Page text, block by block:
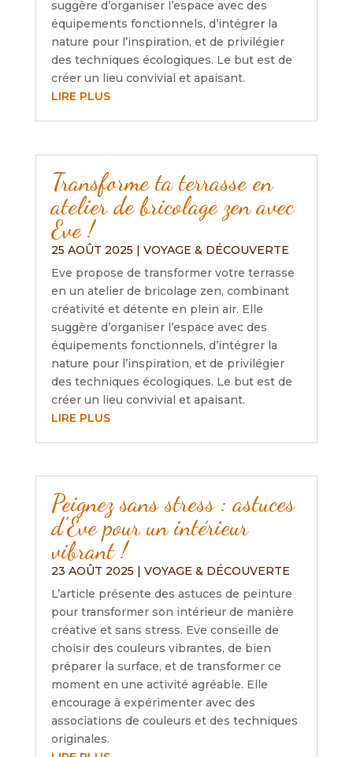
suggère d’organiser l’espace avec des
équipements fonctionnels, d’intégrer la
nature pour l’inspiration, et de privilégier
des techniques écologiques. Le but est de
créer un lieu convivial et apaisant.
LIRE PLUS
Transforme ta terrasse en
atelier de bricolage zen avec
Eve !
25 AOÛT 2025 | VOYAGE & DÉCOUVERTE
Eve propose de transformer votre terrasse
en un atelier de bricolage zen, combinant
créativité et détente en plein air. Elle
suggère d’organiser l’espace avec des
équipements fonctionnels, d’intégrer la
nature pour l’inspiration, et de privilégier
des techniques écologiques. Le but est de
créer un lieu convivial et apaisant.
LIRE PLUS
Peignez sans stress : astuces
d’Eve pour un intérieur
vibrant !
23 AOÛT 2025 | VOYAGE & DÉCOUVERTE
L’article présente des astuces de peinture
pour transformer son intérieur de manière
créative et sans stress. Eve conseille de
choisir des couleurs vibrantes, de bien
préparer la surface, et de transformer ce
moment en une activité agréable. Elle
encourage à expérimenter avec des
associations de couleurs et des techniques
originales.